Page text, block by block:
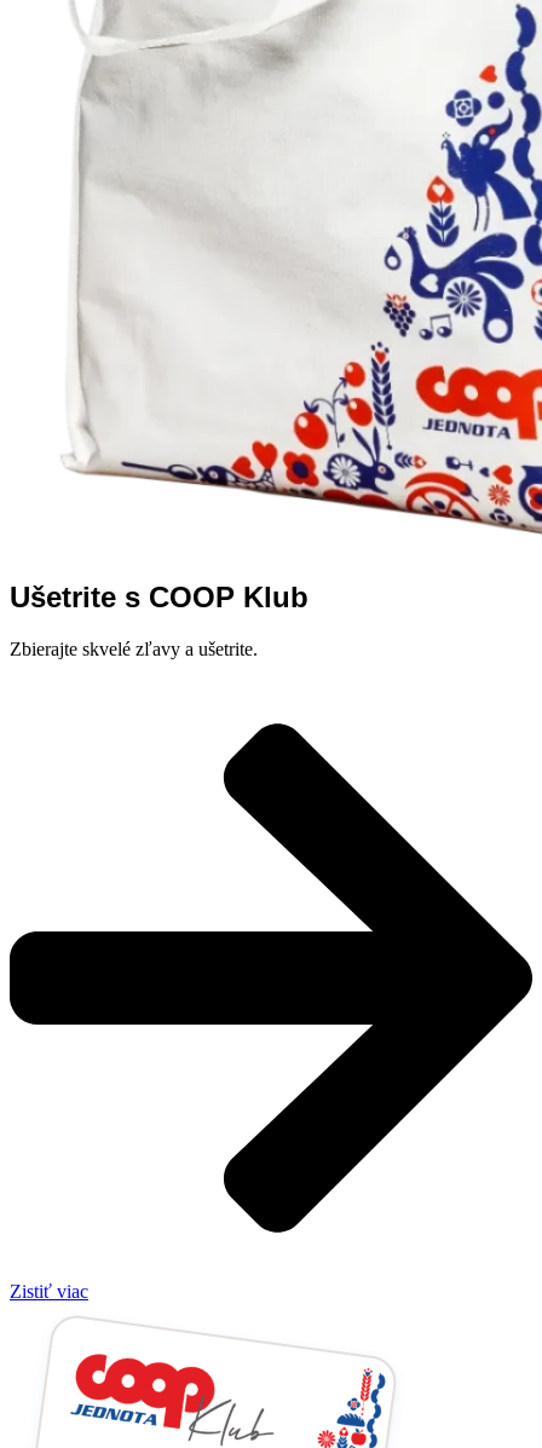
Ušetrite s COOP Klub
Zbierajte skvelé zľavy a ušetrite.
Zistiť viac